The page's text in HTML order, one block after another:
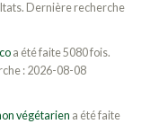
Dernière recherche
a été faite 5080 fois.
: 2026-08-08
végétarien a été faite